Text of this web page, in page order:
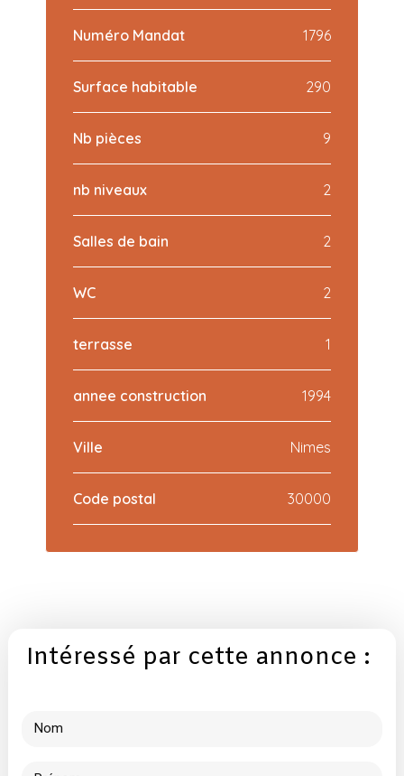
Numéro Mandat 1796
Surface habitable 290
Nb pièces 9
nb niveaux 2
Salles de bain 2
WC 2
terrasse 1
annee construction 1994
Ville Nimes
Code postal 30000
Intéressé par cette annonce :